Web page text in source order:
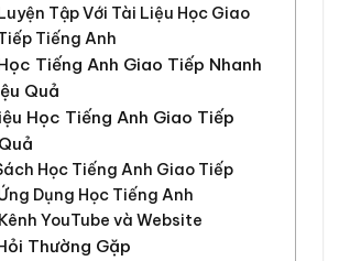
Tập Với Tài Liệu Học Giao
Tiếng Anh
Tiếng Anh Giao Tiếp Nhanh
Quả
Học Tiếng Anh Giao Tiếp
Học Tiếng Anh Giao Tiếp
Dụng Học Tiếng Anh
Kênh YouTube và Website
Thường Gặp